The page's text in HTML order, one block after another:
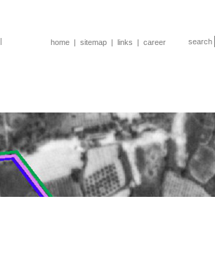
| home | sitemap | links | career search